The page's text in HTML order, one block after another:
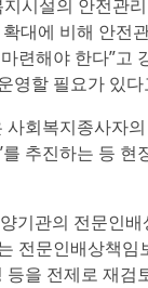
시설의 안전관
대에 비해 안전
해야 한다”고
영할 필요가 있
회복지종사자
추진하는 등
기관의 전문인
전문인배상책
을 전제로 재검